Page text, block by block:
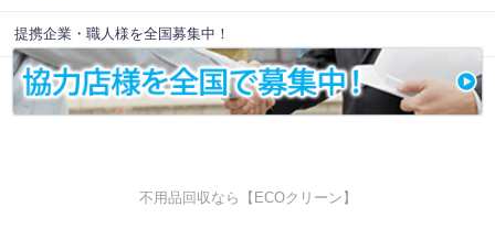
提携企業・職人様を全国募集中！
不用品回収なら【ECOクリーン】